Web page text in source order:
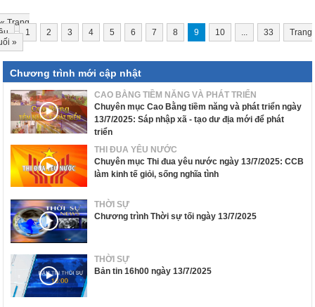
«Trang
1 2 3 4 5 6 7 8 9 10 ... 33
Trang
»
Chương trình mới cập nhật
CAO BẰNG TIỀM NĂNG VÀ PHÁT TRIỂN
Chuyên mục Cao Bằng tiềm năng và phát triển ngày
13/7/2025: Sáp nhập xã - tạo dư địa mới để phát
triển
THI ĐUA YÊU NƯỚC
Chuyên mục Thi đua yêu nước ngày 13/7/2025: CCB
làm kinh tế giỏi, sống nghĩa tình
THỜI SỰ
Chương trình Thời sự tối ngày 13/7/2025
THỜI SỰ
Bản tin 16h00 ngày 13/7/2025